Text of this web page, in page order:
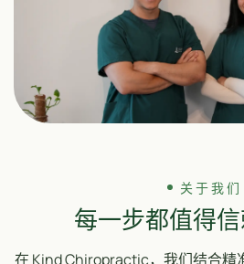
关于我们
每一步都值得
在 Kind Chiropractic，我们结合精